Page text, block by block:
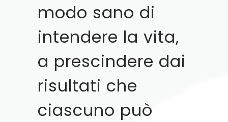
modo sano di
intendere la vita,
a prescindere dai
risultati che
ciascuno può